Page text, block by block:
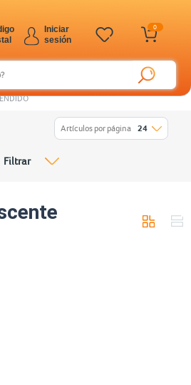
0
Iniciar
sesión
Artículos por página 24
Filtrar